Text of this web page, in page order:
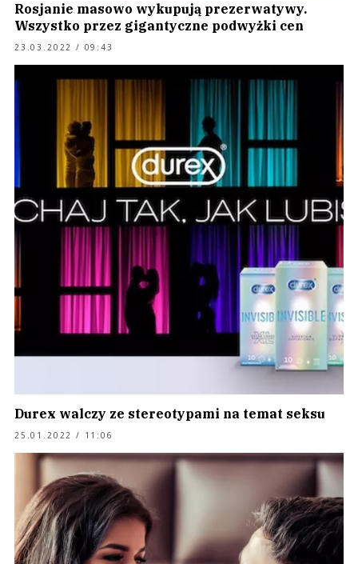
Rosjanie masowo wykupują prezerwatywy.
Wszystko przez gigantyczne podwyżki cen
23.03.2022 / 09:43
Durex walczy ze stereotypami na temat seksu
25.01.2022 / 11:06